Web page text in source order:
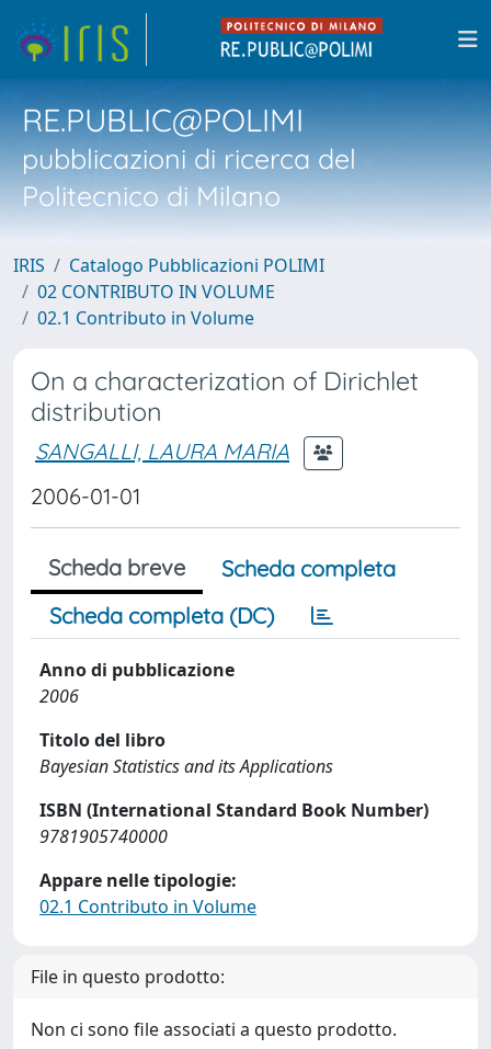
RE.PUBLIC@POLIMI
pubblicazioni di ricerca del
Politecnico di Milano
IRIS
Catalogo Pubblicazioni POLIMI
02 CONTRIBUTO IN VOLUME
02.1 Contributo in Volume
On a characterization of Dirichlet
distribution
SANGALLI, LAURA MARIA
2006-01-01
Scheda breve
Scheda completa
Scheda completa (DC)
Anno di pubblicazione
2006
Titolo del libro
Bayesian Statistics and its Applications
ISBN (International Standard Book Number)
9781905740000
Appare nelle tipologie:
02.1 Contributo in Volume
File in questo prodotto:
Non ci sono file associati a questo prodotto.